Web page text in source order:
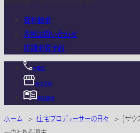
資料請求
各種お問い合わせ
店舗来店予約
お電話
来店予約
資料請求
ホーム > 住宅プロデューサーの日々 > [ザウ